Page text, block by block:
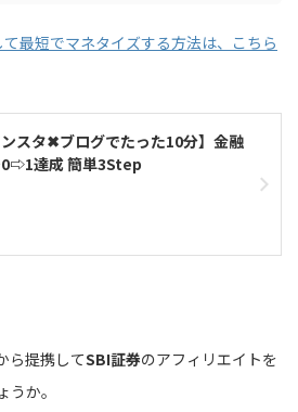
最短でマネタイズする方法は、こちら
ンスタ✖︎ブログでたった10分】金融
達成 簡単3Step
ら提携してSBI証券のアフィリエイトを
か。